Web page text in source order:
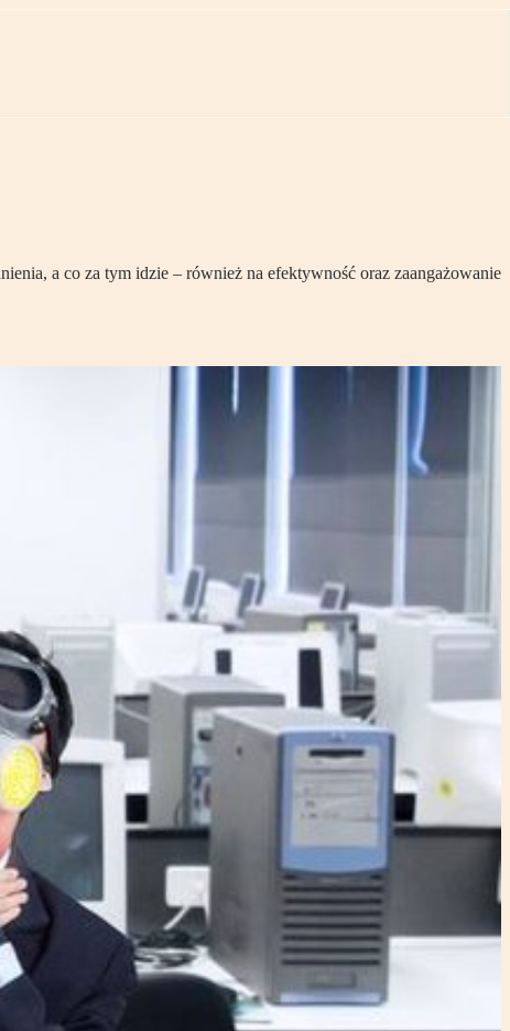
a co za tym idzie – również na efektywność oraz zaangażowanie